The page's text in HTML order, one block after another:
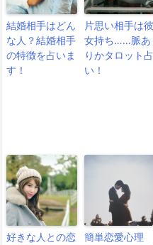
結婚相手はどん
な人？結婚相手
の特徴を占いま
す！
片思い相手は彼
女持ち……脈あ
りかタロット占
い！
好きな人との恋
簡単恋愛心理